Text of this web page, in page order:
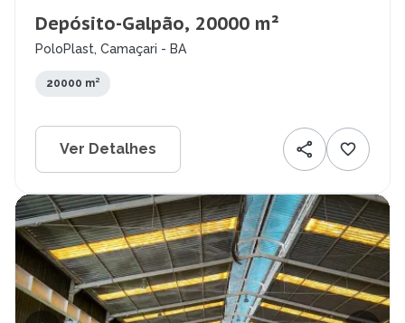
Depósito-Galpão, 20000 m²
PoloPlast, Camaçari - BA
20000 m²
Ver Detalhes